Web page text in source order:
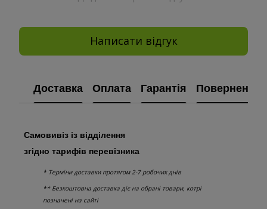
Написати відгук
Доставка Оплата Гарантія Повернення
Самовивіз із відділення
згідно тарифів перевізника
* Терміни доставки протягом 2-7 робочих днів
** Безкоштовна доставка діє на обрані товари, котрі
позначені на сайті